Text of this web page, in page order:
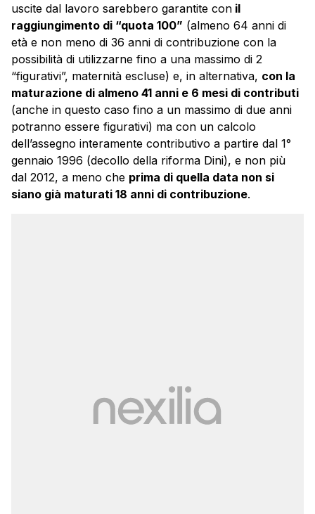
uscite dal lavoro sarebbero garantite con il
raggiungimento di “quota 100” (almeno 64 anni di
età e non meno di 36 anni di contribuzione con la
possibilità di utilizzarne fino a una massimo di 2
“figurativi”, maternità escluse) e, in alternativa, con la
maturazione di almeno 41 anni e 6 mesi di contributi
(anche in questo caso fino a un massimo di due anni
potranno essere figurativi) ma con un calcolo
dell’assegno interamente contributivo a partire dal 1°
gennaio 1996 (decollo della riforma Dini), e non più
dal 2012, a meno che prima di quella data non si
siano già maturati 18 anni di contribuzione.